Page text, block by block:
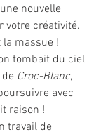
nouvelle
votre créativité.
la massue !
tombait du ciel
Croc-Blanc,
avec
raison !
travail de